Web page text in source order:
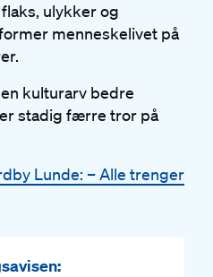
ulykker og
menneskelivet på
kulturarv bedre
stadig færre tror på
Lunde: – Alle trenger